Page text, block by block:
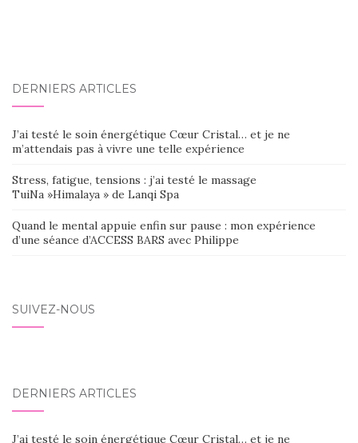
DERNIERS ARTICLES
J’ai testé le soin énergétique Cœur Cristal… et je ne
m’attendais pas à vivre une telle expérience
Stress, fatigue, tensions : j’ai testé le massage
TuiNa »Himalaya » de Lanqi Spa
Quand le mental appuie enfin sur pause : mon expérience
d’une séance d’ACCESS BARS avec Philippe
SUIVEZ-NOUS
DERNIERS ARTICLES
J’ai testé le soin énergétique Cœur Cristal… et je ne